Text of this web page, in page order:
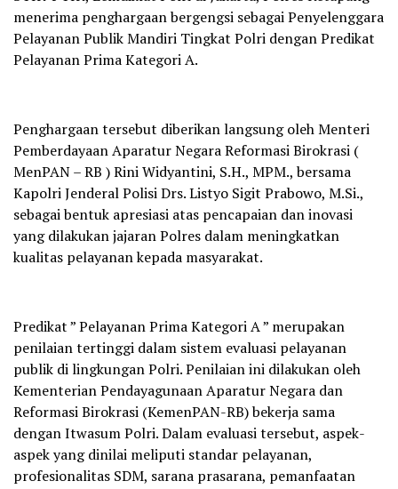
menerima penghargaan bergengsi sebagai Penyelenggara
Pelayanan Publik Mandiri Tingkat Polri dengan Predikat
Pelayanan Prima Kategori A.
Penghargaan tersebut diberikan langsung oleh Menteri
Pemberdayaan Aparatur Negara Reformasi Birokrasi (
MenPAN – RB ) Rini Widyantini, S.H., MPM., bersama
Kapolri Jenderal Polisi Drs. Listyo Sigit Prabowo, M.Si.,
sebagai bentuk apresiasi atas pencapaian dan inovasi
yang dilakukan jajaran Polres dalam meningkatkan
kualitas pelayanan kepada masyarakat.
Predikat ” Pelayanan Prima Kategori A ” merupakan
penilaian tertinggi dalam sistem evaluasi pelayanan
publik di lingkungan Polri. Penilaian ini dilakukan oleh
Kementerian Pendayagunaan Aparatur Negara dan
Reformasi Birokrasi (KemenPAN-RB) bekerja sama
dengan Itwasum Polri. Dalam evaluasi tersebut, aspek-
aspek yang dinilai meliputi standar pelayanan,
profesionalitas SDM, sarana prasarana, pemanfaatan